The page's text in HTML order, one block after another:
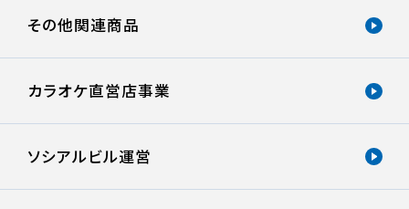
その他関連商品
カラオケ直営店事業
ソシアルビル運営